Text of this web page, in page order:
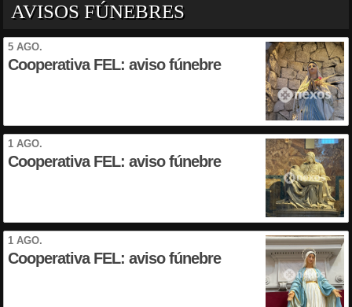
AVISOS FÚNEBRES
5 AGO.
Cooperativa FEL: aviso fúnebre
1 AGO.
Cooperativa FEL: aviso fúnebre
1 AGO.
Cooperativa FEL: aviso fúnebre